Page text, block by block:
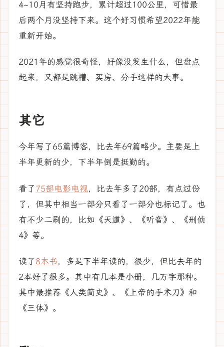
4~10月有坚持跑步，累计超过100公里，可惜最
后两个月没坚持下来。这个好习惯希望2022年能
重新开始。
2021年的感觉很奇怪，好像没发生什么，但盘点
起来，又都是跳槽、买房、分手这样的大事。
其它
今年写了65篇博客，比去年69篇略少。主要是上
半年更新的少，下半年倒是挺勤的。
看了 75部电影电视，比去年多了20部，有点过份
了，但其中相当一部分只看了一部分也标记了。也
有不少二刷的，比如《天道》、《听音》、《刑侦
4》等。
读了 8本书，多是下半年读的，很少，但比去年的
2本好了很多。其中有几本是小册，几万字那种。
其中最推荐《人类简史》、《上帝的手术刀》和
《三体》。